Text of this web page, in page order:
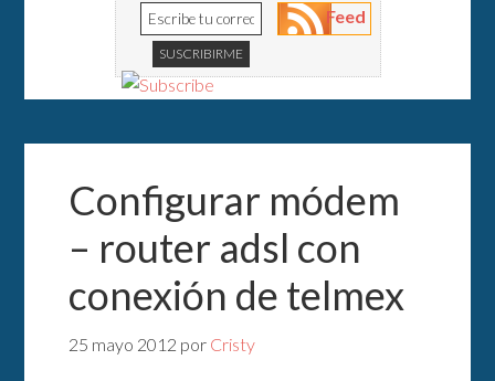
Feed
Configurar módem
– router adsl con
conexión de telmex
25 mayo 2012 por Cristy